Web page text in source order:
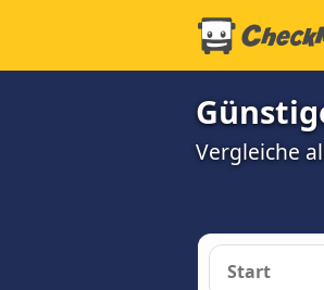
Vergleiche